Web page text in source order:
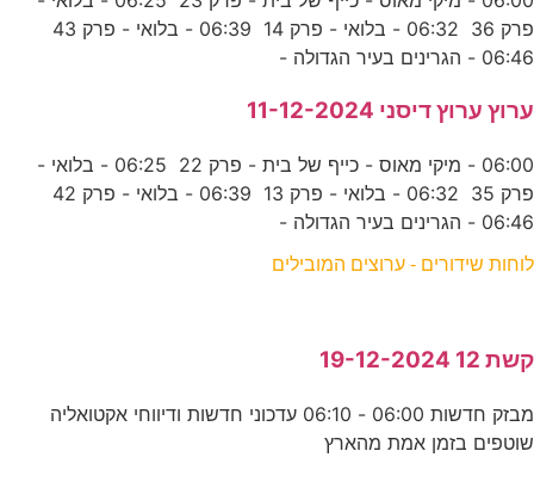
06:46 - הגרינים בעיר הגדולה -
ערוץ ערוץ דיסני 11-12-2024
06:00 - מיקי מאוס - כייף של בית - פרק 22 06:25 - בלואי -
06:46 - הגרינים בעיר הגדולה -
לוחות שידורים - ערוצים המובילים
קשת 12 19-12-2024
מבזק חדשות 06:00 - 06:10 עדכוני חדשות ודיווחי אקטואליה
שוטפים בזמן אמת מהארץ